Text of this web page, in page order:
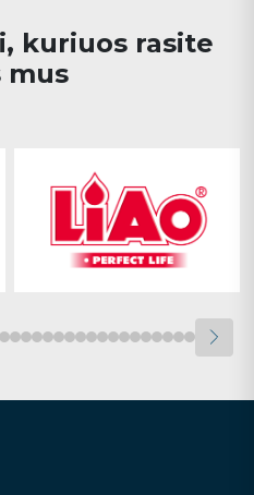
kuriuos rasite
mus